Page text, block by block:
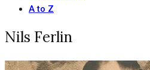
A to Z
Nils Ferlin